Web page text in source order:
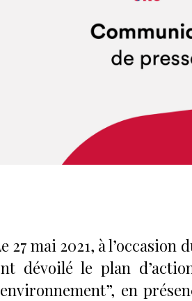
27 mai 2021, à
dévoilé le plan
en